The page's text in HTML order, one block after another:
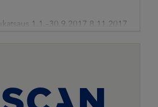
1.1.–30.9.2017 8.11.2017